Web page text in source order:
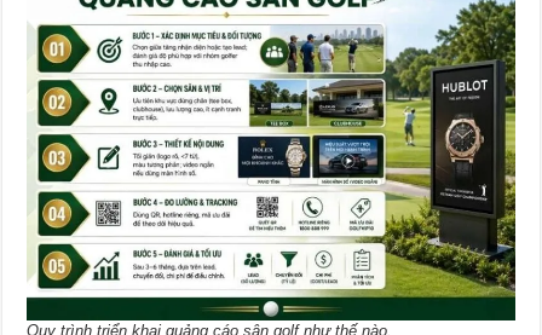
Quy trình triển khai quảng cáo sân golf như thế nào.